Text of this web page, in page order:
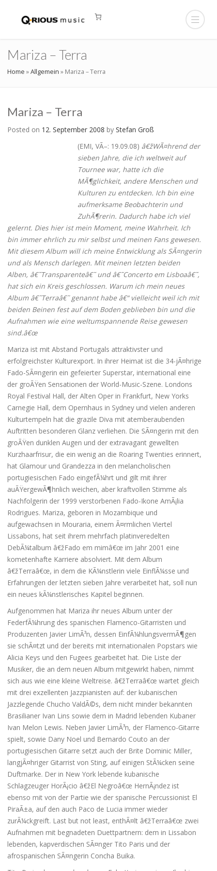
Mariza – Terra
Home »Allgemein » Mariza – Terra
Mariza – Terra
Posted on 12. September 2008 by Stefan Groß
(EMI, VÃ–: 19.09.08) â€žWÃ¤hrend der
sieben Jahre, die ich weltweit auf
Tournee war, hatte ich die
MÃ¶glichkeit, andere Menschen und
Kulturen zu entdecken. Ich bin eine
aufmerksame Beobachterin und
ZuhÃ¶rerin. Dadurch habe ich viel
gelernt. Dies hier ist mein Moment, meine Wahrheit. Ich
bin immer ehrlich zu mir selbst und meinen Fans gewesen.
Mit diesem Album will ich meine Entwicklung als SÃ¤ngerin
und als Mensch darlegen. Mit meinen letzten beiden
Alben, â€˜Transparenteâ€˜ und â€˜Concerto em Lisboaâ€˜,
hat sich ein Kreis geschlossen. Warum ich mein neues
Album â€˜Terraâ€˜ genannt habe â€“ vielleicht weil ich mit
beiden Beinen fest auf dem Boden geblieben bin und die
Aufnahmen wie eine weltumspannende Reise gewesen
sind.â€œ
Mariza ist mit Abstand Portugals attraktivster und
erfolgreichster Kulturexport. In ihrer Heimat ist die 34-jÃ¤hrige
Fado-SÃ¤ngerin ein gefeierter Superstar, international eine
der groÃŸen Sensationen der World-Music-Szene. Londons
Royal Festival Hall, der Alten Oper in Frankfurt, New Yorks
Carnegie Hall, dem Opernhaus in Sydney und vielen anderen
Kulturtempeln hat die grazile Diva mit atemberaubenden
Auftritten besonderen Glanz verliehen. Die SÃ¤ngerin mit den
groÃŸen dunklen Augen und der extravagant gewellten
Kurzhaarfrisur, die ein wenig an die Roaring Twenties erinnert,
hat Glamour und Grandezza in den melancholischen
portugiesischen Fado eingefÃ¼hrt und gilt mit ihrer
auÃŸergewÃ¶hnlich weichen, aber kraftvollen Stimme als
Nachfolgerin der 1999 verstorbenen Fado-Ikone AmÃ¡lia
Rodrigues. Mariza, geboren in Mozambique und
aufgewachsen in Mouraria, einem Ã¤rmlichen Viertel
Lissabons, hat seit ihrem mehrfach platinveredelten
DebÃ¼talbum â€žFado em mimâ€œ im Jahr 2001 eine
kometenhafte Karriere absolviert. Mit dem Album
â€žTerraâ€œ, in dem die KÃ¼nstlerin viele EinflÃ¼sse und
Erfahrungen der letzten sieben Jahre verarbeitet hat, soll nun
ein neues kÃ¼nstlerisches Kapitel beginnen.
Aufgenommen hat Mariza ihr neues Album unter der
FederfÃ¼hrung des spanischen Flamenco-Gitarristen und
Produzenten Javier LimÃ³n, dessen EinfÃ¼hlungsvermÃ¶gen
sie schÃ¤tzt und der bereits mit internationalen Popstars wie
Alicia Keys und den Fugees gearbeitet hat. Die Liste der
Musiker, die an dem neuen Album mitgewirkt haben, nimmt
sich aus wie eine kleine Weltreise. â€žTerraâ€œ wartet gleich
mit drei exzellenten Jazzpianisten auf: der kubanischen
Jazzlegende Chucho ValdÃ©s, dem nicht minder bekannten
Brasilianer Ivan Lins sowie dem in Madrid lebenden Kubaner
Ivan Melon Lewis. Neben Javier LimÃ³n, der Flamenco-Gitarre
spielt, sowie Dany Noel und Bernardo Couto an der
portugiesischen Gitarre setzt auch der Brite Dominic Miller,
langjÃ¤hriger Gitarrist von Sting, auf einigen StÃ¼cken seine
Duftmarke. Der in New York lebende kubanische
Schlagzeuger HorÃ¡cio â€žEl Negroâ€œ HernÃ¡ndez ist
ebenso mit von der Partie wie der spanische Percussionist El
PiraÃ±a, auf den auch Paco de Lucia immer wieder
zurÃ¼ckgreift. Last but not least, enthÃ¤lt â€žTerraâ€œ zwei
Aufnahmen mit begnadeten Duettpartnern: dem in Lissabon
lebenden, kapverdischen SÃ¤nger Tito Paris und der
afrospanischen SÃ¤ngerin Concha Buika.